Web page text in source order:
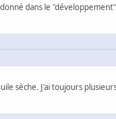
dans le
sèche. J'ai toujours